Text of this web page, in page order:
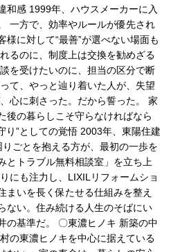
和感 1999年、ハウスメーカーに入
一方で、効率やルールが優先され
様に対して“最善”が選べない場面も
るのに、制度上は交換を勧めざる
を受けたいのに、担当の区分で断
て、やっと辿り着いた人が、失望
心に刺さった。だから誓った。 家
後の暮らしこそ守らなければなら
り”としての覚悟 2003年、東陽住建
ごとを抱える方が、最初の一歩を
とトラブル無料相談室」を立ち上
にも注力し、LIXILリフォームショ
まいを長く保たせる仕組みを整え
ない。住み続ける人生のそばにい
の基準だ。 〇東濃ヒノキ 新築の中
の東濃ヒノキを中心に据えている